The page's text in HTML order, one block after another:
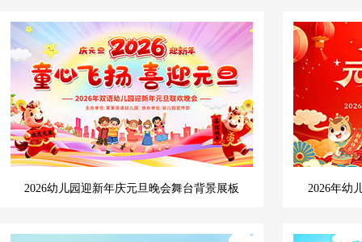
2026幼儿园迎新年庆元旦晚会舞台背景展板 2026年幼